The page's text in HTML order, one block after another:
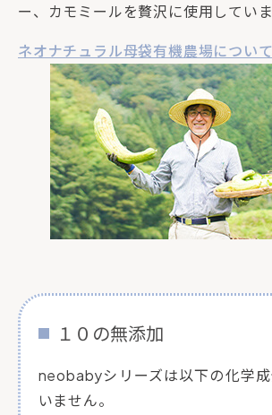
ー、カモミールを贅沢に使用していま
ネオナチュラル母袋有機農場につい
１０の無添加
neobabyシリーズは以下の化学
いません。